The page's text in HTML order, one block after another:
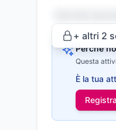
+ altri 2
Perché
Questa
È la tua